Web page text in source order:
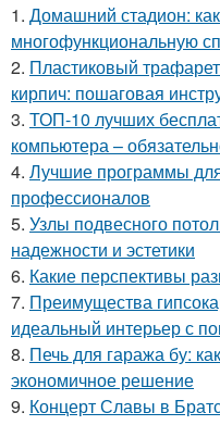
1. Домашний стадион:
многофункциональную
2. Пластиковый
кирпич: пошаговая
3. ТОП-10 лучших
компьютера –
4. Лучшие программы
профессионалов
5. Узлы подвесного
надежности и эстетики
6. Какие перспективы
7. Преимущества
идеальный интерьер с
8. Печь для гаража бу:
экономичное решение
9. Концерт Славы в